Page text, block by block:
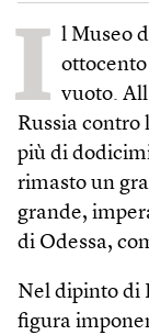
I l Museo
vuoto.
Russia contro
più di
rimasto un
grande,
di Odessa,
Nel dipinto di
figura